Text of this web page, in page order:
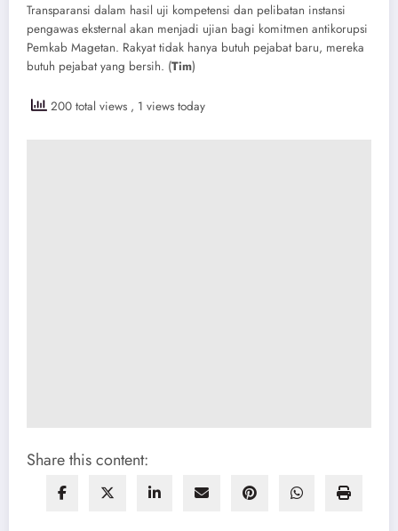
​Transparansi dalam hasil uji kompetensi dan pelibatan instansi
pengawas eksternal akan menjadi ujian bagi komitmen antikorupsi
Pemkab Magetan. Rakyat tidak hanya butuh pejabat baru, mereka
butuh pejabat yang bersih. (Tim)
200 total views , 1 views today
Share this content: